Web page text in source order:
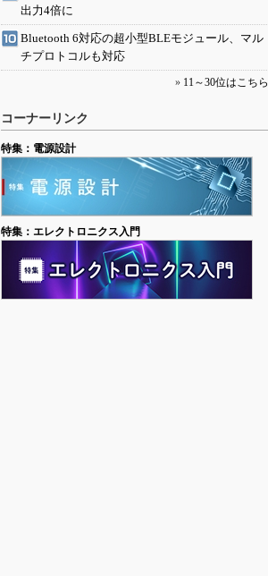
出力4倍に
Bluetooth 6対応の超小型BLEモジュール、マル
チプロトコルも対応
» 11～30位はこちら
コーナーリンク
特集：電源設計
特集：エレクトロニクス入門